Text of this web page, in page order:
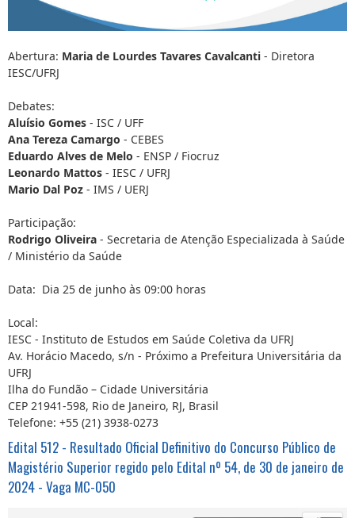
Abertura: Maria de Lourdes Tavares Cavalcanti - Diretora
IESC/UFRJ
Debates:
Aluísio Gomes - ISC / UFF
Ana Tereza Camargo - CEBES
Eduardo Alves de Melo - ENSP / Fiocruz
Leonardo Mattos - IESC / UFRJ
Mario Dal Poz - IMS / UERJ
Participação:
Rodrigo Oliveira - Secretaria de Atenção Especializada à Saúde
/ Ministério da Saúde
Data: Dia 25 de junho às 09:00 horas
Local:
IESC - Instituto de Estudos em Saúde Coletiva da UFRJ
Av. Horácio Macedo, s/n - Próximo a Prefeitura Universitária da
UFRJ
Ilha do Fundão – Cidade Universitária
CEP 21941-598, Rio de Janeiro, RJ, Brasil
Telefone: +55 (21) 3938-0273
Edital 512 - Resultado Oficial Definitivo do Concurso Público de
Magistério Superior regido pelo Edital nº 54, de 30 de janeiro de
2024 - Vaga MC-050